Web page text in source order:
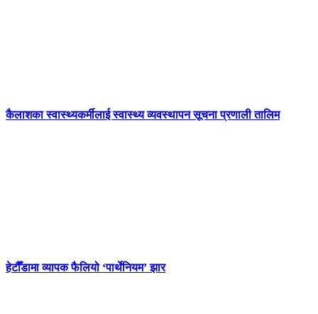
कैलाशका स्वास्थ्यकर्मीलाई स्वास्थ्य व्यवस्थापन सूचना प्रणाली तालिम
हेटौँडामा व्यापक फैलियो ‘पार्थेनियम’ झार